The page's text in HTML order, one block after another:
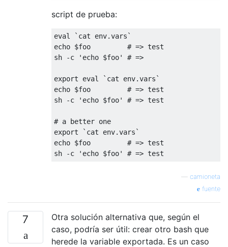
script de prueba:
eval
`cat env.vars`
echo $foo # => test
sh
-c 'echo $foo' # =>
export eval
`cat env.vars`
echo $foo # => test
sh
-c 'echo $foo' # => test
# a better one
export
`cat env.vars`
echo $foo # => test
sh
-c 'echo $foo' # => test
camioneta
fuente
7
Otra solución alternativa que, según el
caso, podría ser útil: crear otro bash que
herede la variable exportada. Es un caso